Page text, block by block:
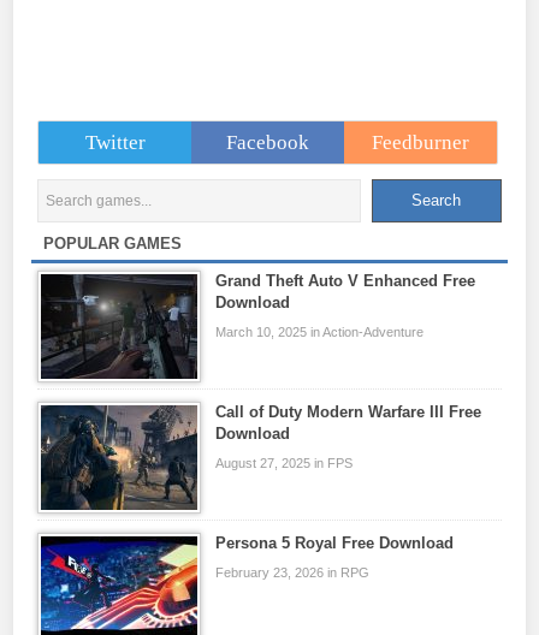
Twitter Facebook Feedburner
POPULAR GAMES
Grand Theft Auto V Enhanced Free
Download
March 10, 2025 in Action-Adventure
Call of Duty Modern Warfare III Free
Download
August 27, 2025 in FPS
Persona 5 Royal Free Download
February 23, 2026 in RPG